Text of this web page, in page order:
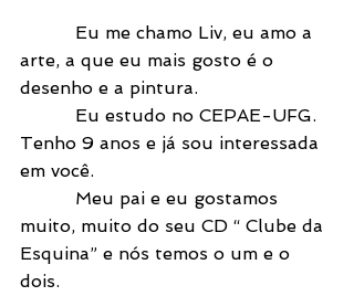
arte, a que eu mais gosto é o
desenho e a pintura.
Tenho 9 anos e já sou interessada
em você.
muito, muito do seu CD “ Clube da
Esquina” e nós temos o um e o
dois.